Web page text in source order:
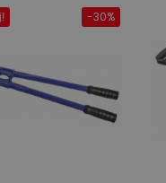
-30%